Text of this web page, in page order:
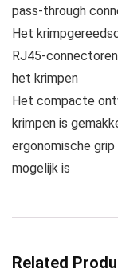
pass-through
Het
RJ45-
het krimpen
Het compacte
krimpen is
ergonomische
mogelijk is
Related